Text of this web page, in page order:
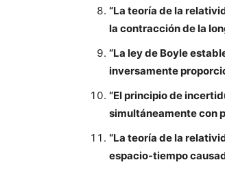
“La teoría de la
la contracción de la
“La ley de Boyle
inversamente
“El principio de
simultáneamente con
“La teoría de la
espacio-tiempo